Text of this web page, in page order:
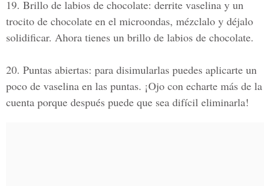
19. Brillo de labios de chocolate: derrite vaselina y un
trocito de chocolate en el microondas, mézclalo y déjalo
solidificar. Ahora tienes un brillo de labios de chocolate.
20. Puntas abiertas: para disimularlas puedes aplicarte un
poco de vaselina en las puntas. ¡Ojo con echarte más de la
cuenta porque después puede que sea difícil eliminarla!